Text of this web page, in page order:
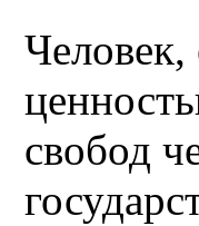
свобод